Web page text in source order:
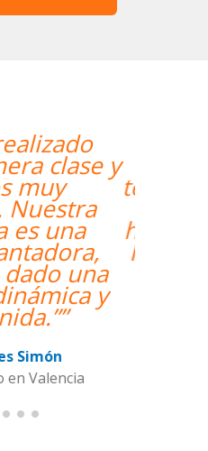
is going
my
My
skills
greatly.
the
GM